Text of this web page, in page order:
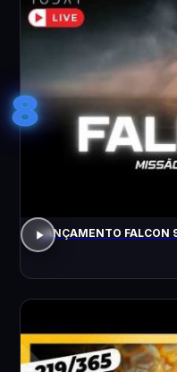
8
LANÇAMENTO FALCON